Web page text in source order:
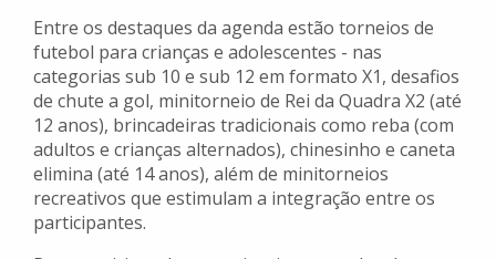
Entre os destaques da agenda estão torneios de
futebol para crianças e adolescentes - nas
categorias sub 10 e sub 12 em formato X1, desafios
de chute a gol, minitorneio de Rei da Quadra X2 (até
12 anos), brincadeiras tradicionais como reba (com
adultos e crianças alternados), chinesinho e caneta
elimina (até 14 anos), além de minitorneios
recreativos que estimulam a integração entre os
participantes.